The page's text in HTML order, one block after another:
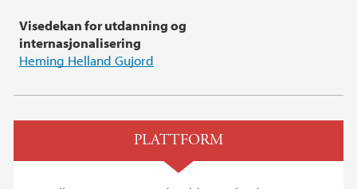
Visedekan for utdanning og
internasjonalisering
Heming Helland Gujord
PLATTFORM